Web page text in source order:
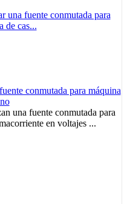
una fuente conmutada para
de cas...
una fuente conmutada para
en voltajes ...